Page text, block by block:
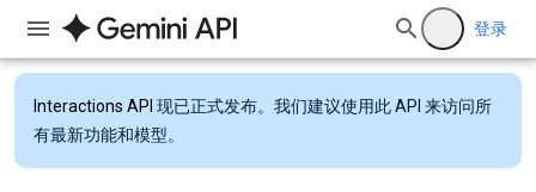
登录
Interactions API 现已正式发布。我们建议使用此 API 来访问所
有最新功能和模型。